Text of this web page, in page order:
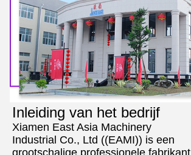
Inleiding van het bedrijf
Xiamen East Asia Machinery
Industrial Co., Ltd ((EAMI)) is een
grootschalige professionele fabrikant